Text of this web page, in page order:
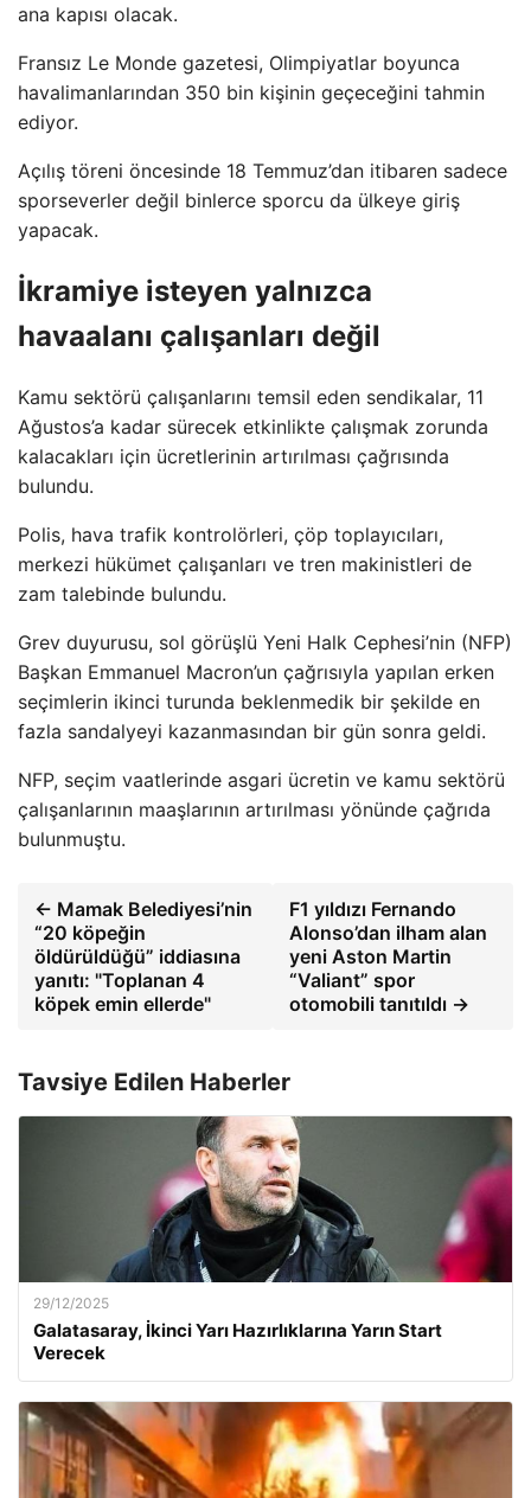
ana kapısı olacak.
Fransız Le Monde gazetesi, Olimpiyatlar boyunca
havalimanlarından 350 bin kişinin geçeceğini tahmin
ediyor.
Açılış töreni öncesinde 18 Temmuz’dan itibaren sadece
sporseverler değil binlerce sporcu da ülkeye giriş
yapacak.
İkramiye isteyen yalnızca
havaalanı çalışanları değil
Kamu sektörü çalışanlarını temsil eden sendikalar, 11
Ağustos’a kadar sürecek etkinlikte çalışmak zorunda
kalacakları için ücretlerinin artırılması çağrısında
bulundu.
Polis, hava trafik kontrolörleri, çöp toplayıcıları,
merkezi hükümet çalışanları ve tren makinistleri de
zam talebinde bulundu.
Grev duyurusu, sol görüşlü Yeni Halk Cephesi’nin (NFP)
Başkan Emmanuel Macron’un çağrısıyla yapılan erken
seçimlerin ikinci turunda beklenmedik bir şekilde en
fazla sandalyeyi kazanmasından bir gün sonra geldi.
NFP, seçim vaatlerinde asgari ücretin ve kamu sektörü
çalışanlarının maaşlarının artırılması yönünde çağrıda
bulunmuştu.
← Mamak Belediyesi’nin
“20 köpeğin
öldürüldüğü” iddiasına
yanıtı: "Toplanan 4
köpek emin ellerde"
F1 yıldızı Fernando
Alonso’dan ilham alan
yeni Aston Martin
“Valiant” spor
otomobili tanıtıldı →
Tavsiye Edilen Haberler
29/12/2025
Galatasaray, İkinci Yarı Hazırlıklarına Yarın Start
Verecek